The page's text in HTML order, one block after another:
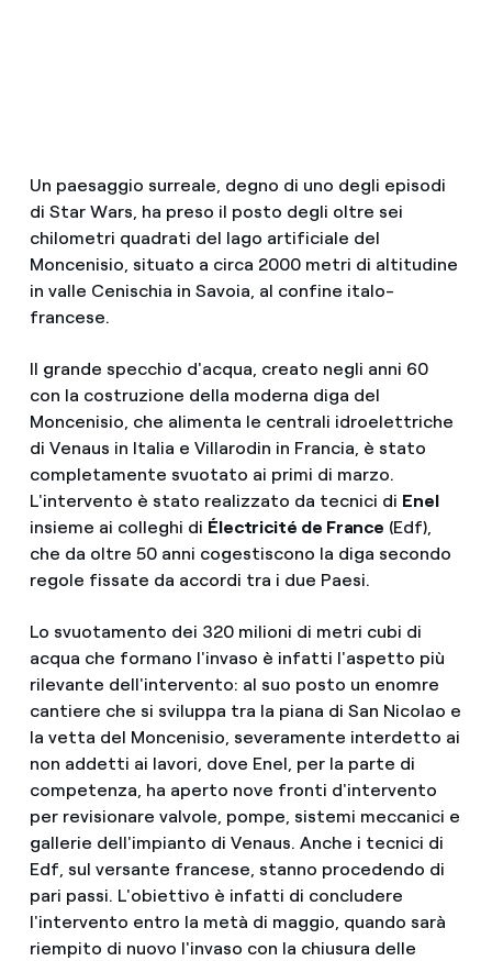
Un paesaggio surreale, degno di uno degli episodi
di Star Wars, ha preso il posto degli oltre sei
chilometri quadrati del lago artificiale del
Moncenisio, situato a circa 2000 metri di altitudine
in valle Cenischia in Savoia, al confine italo-
francese.
Il grande specchio d'acqua, creato negli anni 60
con la costruzione della moderna diga del
Moncenisio, che alimenta le centrali idroelettriche
di Venaus in Italia e Villarodin in Francia, è stato
completamente svuotato ai primi di marzo.
L'intervento è stato realizzato da tecnici di Enel
insieme ai colleghi di Électricité de France (Edf),
che da oltre 50 anni cogestiscono la diga secondo
regole fissate da accordi tra i due Paesi.
Lo svuotamento dei 320 milioni di metri cubi di
acqua che formano l'invaso è infatti l'aspetto più
rilevante dell'intervento: al suo posto un enomre
cantiere che si sviluppa tra la piana di San Nicolao e
la vetta del Moncenisio, severamente interdetto ai
non addetti ai lavori, dove Enel, per la parte di
competenza, ha aperto nove fronti d'intervento
per revisionare valvole, pompe, sistemi meccanici e
gallerie dell'impianto di Venaus. Anche i tecnici di
Edf, sul versante francese, stanno procedendo di
pari passi. L'obiettivo è infatti di concludere
l'intervento entro la metà di maggio, quando sarà
riempito di nuovo l'invaso con la chiusura delle